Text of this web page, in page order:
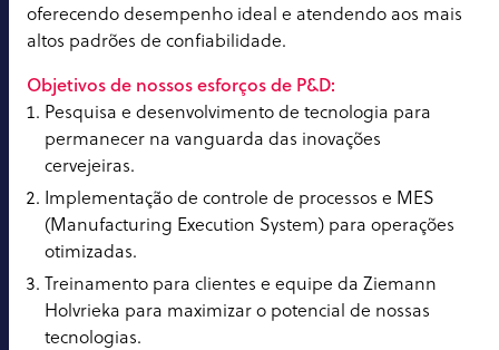
oferecendo desempenho ideal e atendendo aos mais
altos padrões de confiabilidade.
Objetivos de nossos esforços de P&D:
Pesquisa e desenvolvimento de tecnologia para
permanecer na vanguarda das inovações
cervejeiras.
Implementação de controle de processos e MES
(Manufacturing Execution System) para operações
otimizadas.
Treinamento para clientes e equipe da Ziemann
Holvrieka para maximizar o potencial de nossas
tecnologias.